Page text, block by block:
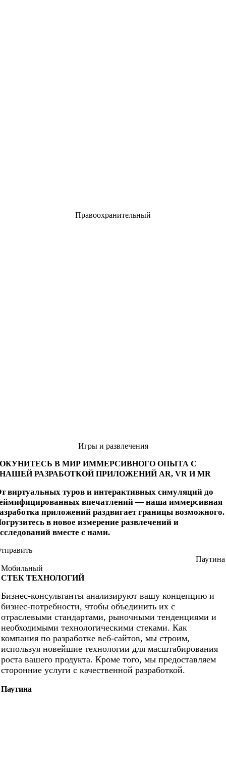
Правоохранительный
Игры и развлечения
ОКУНИТЕСЬ В МИР ИММЕРСИВНОГО ОПЫТА С
НАШЕЙ РАЗРАБОТКОЙ ПРИЛОЖЕНИЙ AR, VR И MR
виртуальных туров и интерактивных симуляций до
впечатлений — наша иммерсивная
приложений раздвигает границы возможного.
в новое измерение развлечений и
вместе с нами.
Паутина
Мобильный
СТЕК ТЕХНОЛОГИЙ
Бизнес-консультанты анализируют вашу концепцию и
бизнес-потребности, чтобы объединить их с
отраслевыми стандартами, рыночными тенденциями и
необходимыми технологическими стеками. Как
компания по разработке веб-сайтов, мы строим,
используя новейшие технологии для масштабирования
роста вашего продукта. Кроме того, мы предоставляем
сторонние услуги с качественной разработкой.
Паутина